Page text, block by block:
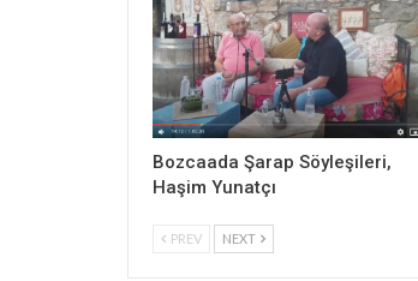
Bozcaada Şarap Söyleşileri,
Haşim Yunatçı
PREV NEXT